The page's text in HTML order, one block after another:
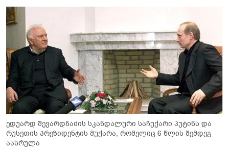
ედუარდ შევარდნაძის სკანდალური საჩუქარი პუტინს და
რუსეთის პრეზიდენტის მუქარა, რომელიც 6 წლის შემდეგ
აასრულა